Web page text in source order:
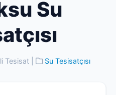
Su
Tesisat| Su Tesisatçısı